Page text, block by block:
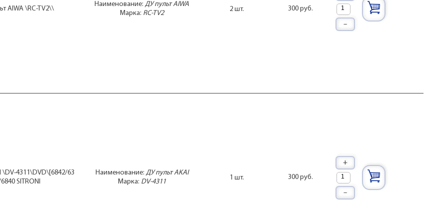
AIWA \RC-TV2\\
Наименование:ДУ пульт AIWA
Марка: RC-TV2
2 шт. 300 руб.
–
\DV-4311\DVD\[6842/63
SITRONI
Наименование: ДУ пульт AKAI
Марка: DV-4311
1 шт. 300 руб.
+
–